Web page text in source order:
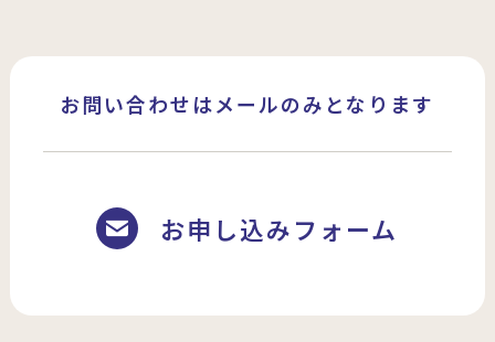
お問い合わせはメールのみとなります
お申し込みフォーム